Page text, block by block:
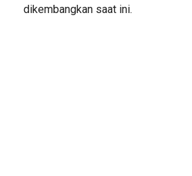
dikembangkan saat ini.